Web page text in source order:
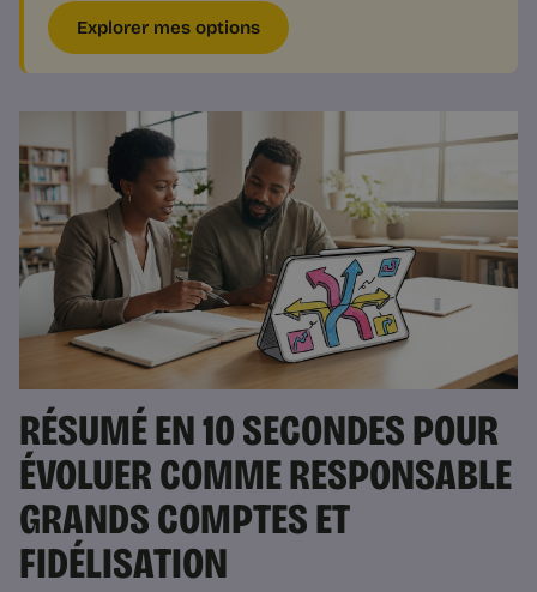
Explorer mes options
RÉSUMÉ EN 10 SECONDES POUR
ÉVOLUER COMME RESPONSABLE
GRANDS COMPTES ET
FIDÉLISATION